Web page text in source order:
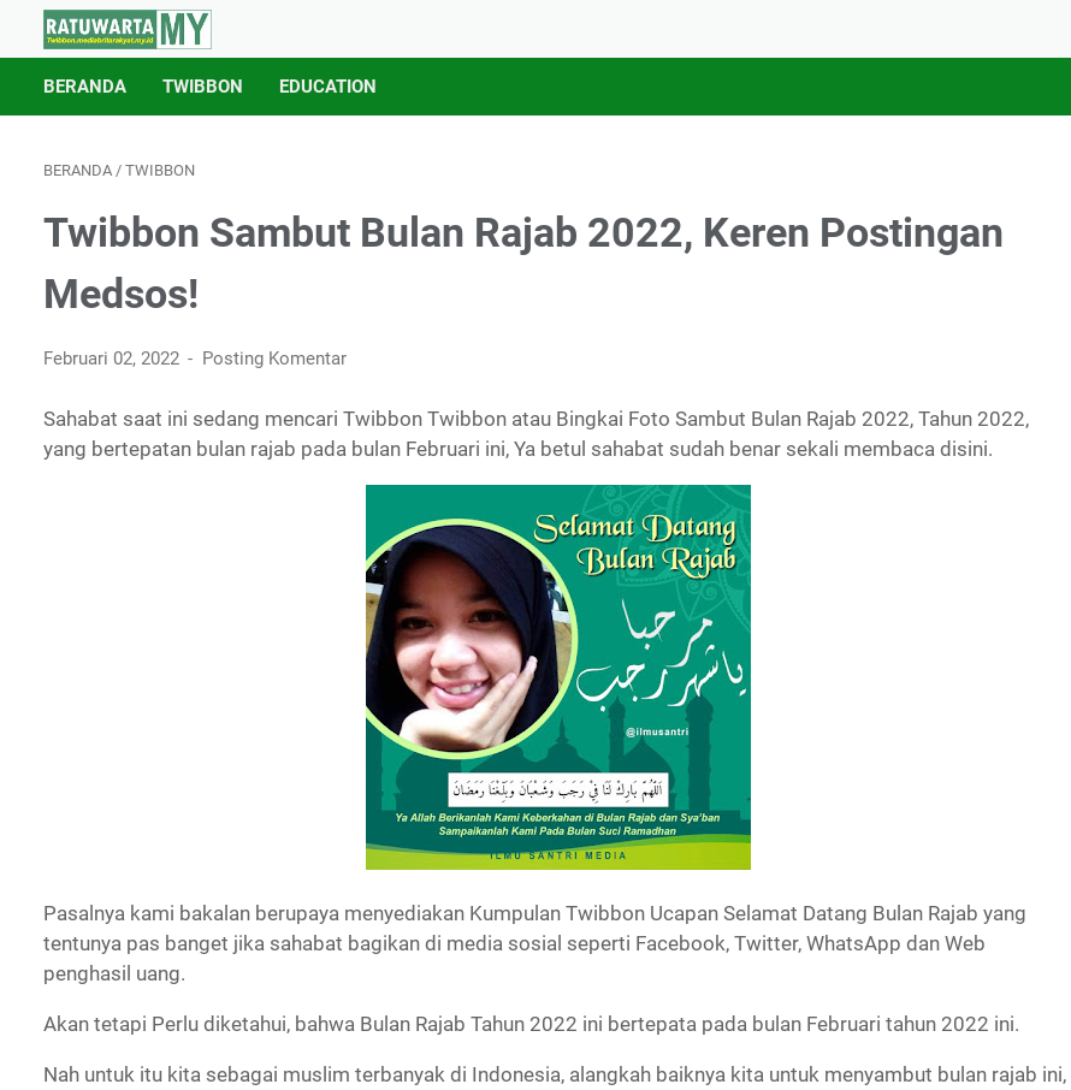
BERANDA TWIBBON EDUCATION
BERANDA / TWIBBON
Twibbon Sambut Bulan Rajab 2022, Keren Postingan
Medsos!
Februari 02, 2022 Posting Komentar
Sahabat saat ini sedang mencari Twibbon Twibbon atau Bingkai Foto Sambut Bulan Rajab 2022, Tahun 2022,
yang bertepatan bulan rajab pada bulan Februari ini, Ya betul sahabat sudah benar sekali membaca disini.
Pasalnya kami bakalan berupaya menyediakan Kumpulan Twibbon Ucapan Selamat Datang Bulan Rajab yang
tentunya pas banget jika sahabat bagikan di media sosial seperti Facebook, Twitter, WhatsApp dan Web
penghasil uang.
Akan tetapi Perlu diketahui, bahwa Bulan Rajab Tahun 2022 ini bertepata pada bulan Februari tahun 2022 ini.
Nah untuk itu kita sebagai muslim terbanyak di Indonesia, alangkah baiknya kita untuk menyambut bulan rajab ini,